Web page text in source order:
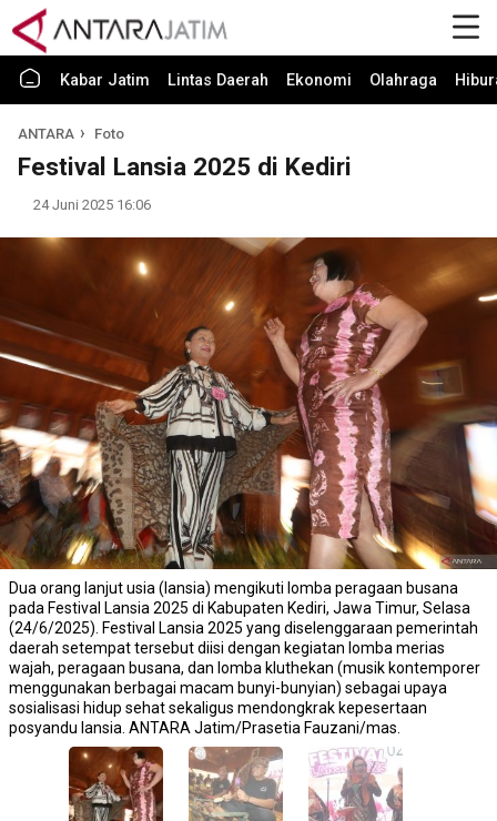
Kabar Jatim Lintas Daerah Ekonomi Olahraga
ANTARA Foto
Festival Lansia 2025 di Kediri
24 Juni 2025 16:06
Dua orang lanjut usia (lansia) mengikuti lomba peragaan busana
pada Festival Lansia 2025 di Kabupaten Kediri, Jawa Timur, Selasa
(24/6/2025). Festival Lansia 2025 yang diselenggaraan pemerintah
daerah setempat tersebut diisi dengan kegiatan lomba merias
wajah, peragaan busana, dan lomba kluthekan (musik kontemporer
menggunakan berbagai macam bunyi-bunyian) sebagai upaya
sosialisasi hidup sehat sekaligus mendongkrak kepesertaan
posyandu lansia. ANTARA Jatim/Prasetia Fauzani/mas.